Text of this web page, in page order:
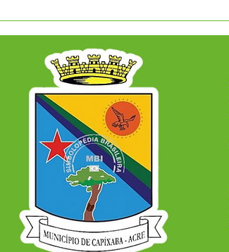
AMBIENTAL NO MUNICÍPIO
DE CAPIXABA